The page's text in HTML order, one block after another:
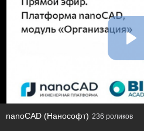
nanoCAD (Нанософт) 236 роликов